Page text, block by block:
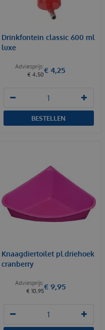
Drinkfontein classic 600 ml
luxe
€ 4,50€ 4,25
BESTELLEN
Knaagdiertoilet pl.driehoek
cranberry
€ 10,95€ 9,95